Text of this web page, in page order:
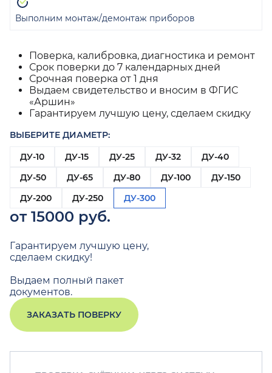
Поверка, калибровка, диагностика и ремонт
Срок поверки до 7 календарных дней
Срочная поверка от 1 дня
Выдаем свидетельство и вносим в ФГИС
«Аршин»
Гарантируем лучшую цену, сделаем скидку
ВЫБЕРИТЕ ДИАМЕТР:
ДУ-10
ДУ-15 ДУ-25 ДУ-32
ДУ-40
ДУ-50
ДУ-65 ДУ-80 ДУ-100
ДУ-150
ДУ-200
ДУ-250 ДУ-300
от 15000 руб.
Гарантируем лучшую цену,
сделаем скидку!
Выдаем полный пакет
документов.
ЗАКАЗАТЬ ПОВЕРКУ
Выполним монтаж/демонтаж приборов